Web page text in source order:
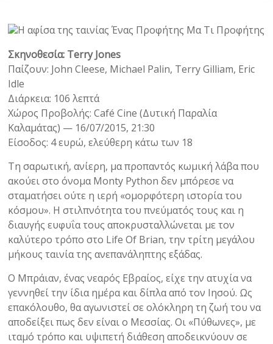
Σκηνοθεσία: Terry Jones
Παίζουν: John Cleese, Michael Palin, Terry Gilliam, Eric
Idle
Διάρκεια: 106 λεπτά
Χώρος Προβολής: Café Cine (Δυτική Παραλία
Καλαμάτας) — 16/07/2015, 21:30
Είσοδος: 4 ευρώ, ελεύθερη κάτω των 18
Τη σαρωτική, ανίερη, μα προπαντός κωμική λάβα που
ακούει στο όνομα Monty Python δεν μπόρεσε να
σταματήσει ούτε η ιερή «ομορφότερη ιστορία του
κόσμου». Η στιλπνότητα του πνεύματός τους και η
διαυγής ευφυΐα τους αποκρυσταλλώνεται με τον
καλύτερο τρόπο στο Life Of Brian, την τρίτη μεγάλου
μήκους ταινία της ανεπανάληπτης εξάδας.
Ο Μπράιαν, ένας νεαρός Εβραίος, είχε την ατυχία να
γεννηθεί την ίδια ημέρα και δίπλα από τον Ιησού. Ως
επακόλουθο, θα αγωνιστεί σε ολόκληρη τη ζωή του να
αποδείξει πως δεν είναι ο Μεσσίας. Οι «Πύθωνες», με
ιταμό τρόπο και υψιπετή διάθεση αποδεικνύουν σε